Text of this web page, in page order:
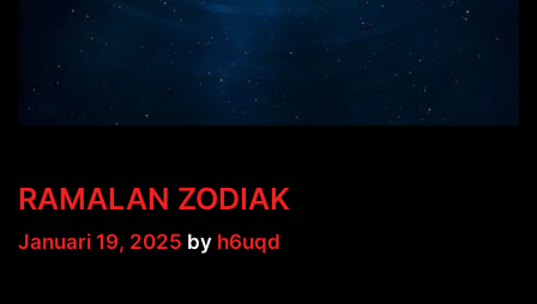
RAMALAN ZODIAK
Januari 19, 2025 by h6uqd